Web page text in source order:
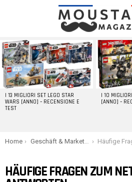
LATEST
STORIES
I 13 MIGLIORI SET LEGO STAR
WARS [ANNO] – RECENSIONE E
TEST
I 10
[ANNO] –
You are here:
Home Geschäft & Marketing Häufige Fragen zum NetSuite-
HÄUFIGE FRAGEN ZUM